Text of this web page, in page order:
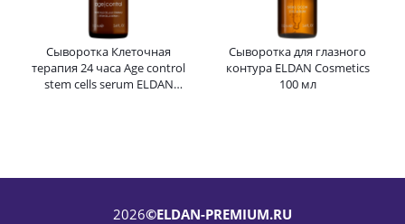
Сыворотка Клеточная
терапия 24 часа Age control
stem cells serum ELDAN
Сыворотка для глазного
контура ELDAN Cosmetics
100 мл
2026©ELDAN-PREMIUM.RU